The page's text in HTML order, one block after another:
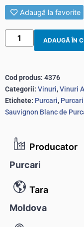
Producator
Purcari
Tara
Moldova
Adaugă la favorite
ADAUGĂ ÎN
Cod produs: 4376
Categorii: Vinuri,Vinuri
Etichete: Purcari,
Sauvignon Blanc de